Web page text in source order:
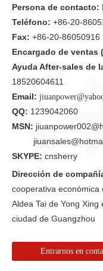
Persona de contacto:
Teléfono: +86-20-
Fax: +86-20-86050916
Encargado de ventas
Ayuda After-sales de
18520604611
Email:
QQ: 1239042060
MSN:
SKYPE: cnsherry
Dirección de
cooperativa económica
Aldea Tai de Yong Xing
ciudad de Guangzhou
Entrarnos en